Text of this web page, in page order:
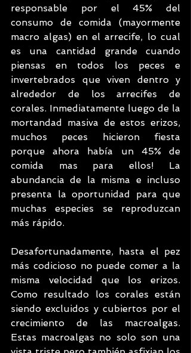
responsable por el 45% del
consumo de comida (mayormente
macro algas) en el arrecife, lo cual
es una cantidad grande cuando
piensas en todos los peces e
invertebrados que viven dentro y
alrededor de los arrecifes de
corales. Inmediatamente luego de la
mortandad masiva de estos erizos,
muchos peces hicieron fiesta
porque ahora había un 45% de
comida mas para ellos! La
abundancia de la misma e incluso
presenta la oportunidad para que
muchas especies se reproduzcan
más rápido.
Desafortunadamente, hasta el pez
más codicioso no puede comer a la
misma velocidad que los erizos.
Como resultado los corales están
siendo excluidos y cubiertos por el
crecimiento de las macroalgas.
Estas macroalgas no solo son una